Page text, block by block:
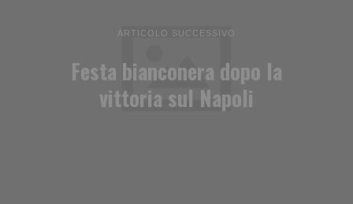
ARTICOLO SUCCESSIVO
Festa bianconera dopo la
vittoria sul Napoli